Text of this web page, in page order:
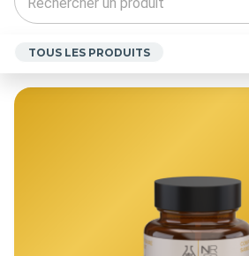
TOUS LES PRODUITS